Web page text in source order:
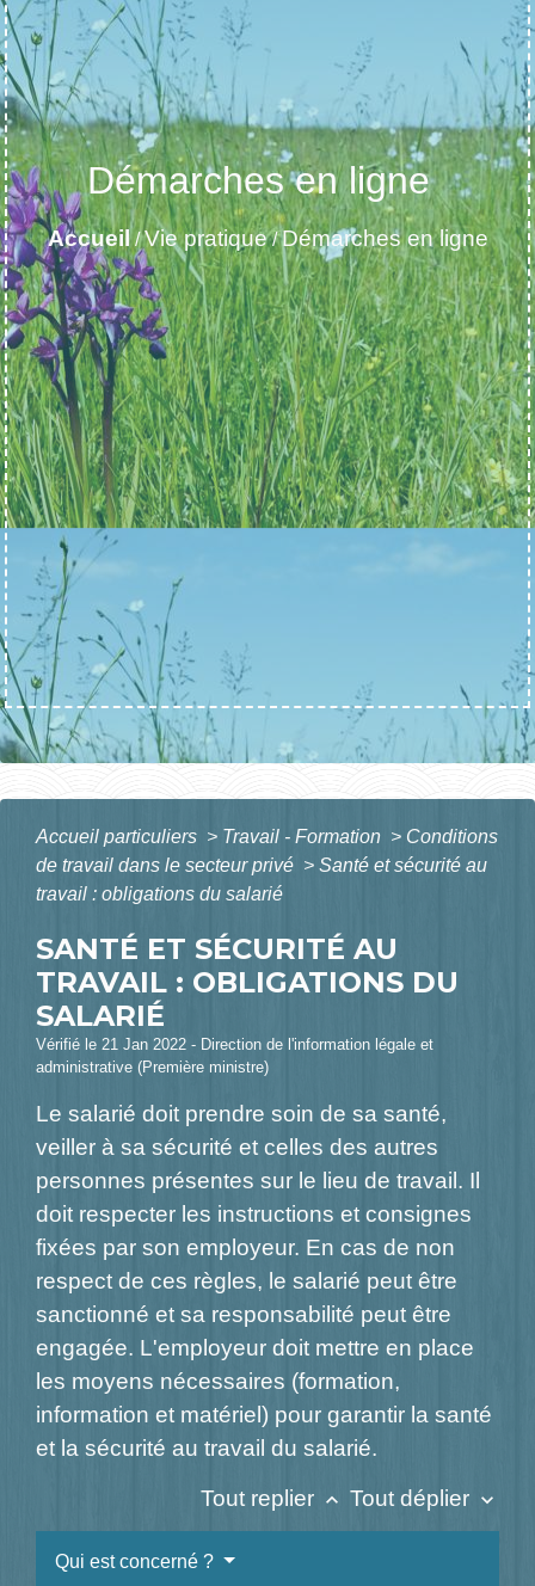
Démarches en ligne
Accueil/Vie pratique/Démarches en ligne
Accueil particuliers > Travail - Formation > Conditions
de travail dans le secteur privé > Santé et sécurité au
travail : obligations du salarié
SANTÉ ET SÉCURITÉ AU
TRAVAIL : OBLIGATIONS DU
SALARIÉ
Vérifié le 21 Jan 2022 - Direction de l'information légale et
administrative (Première ministre)
Le salarié doit prendre soin de sa santé,
veiller à sa sécurité et celles des autres
personnes présentes sur le lieu de travail. Il
doit respecter les instructions et consignes
fixées par son employeur. En cas de non
respect de ces règles, le salarié peut être
sanctionné et sa responsabilité peut être
engagée. L'employeur doit mettre en place
les moyens nécessaires (formation,
information et matériel) pour garantir la santé
et la sécurité au travail du salarié.
Tout replier keyboard_arrow_up Tout déplier keyboard_arrow_down
Qui est concerné ?